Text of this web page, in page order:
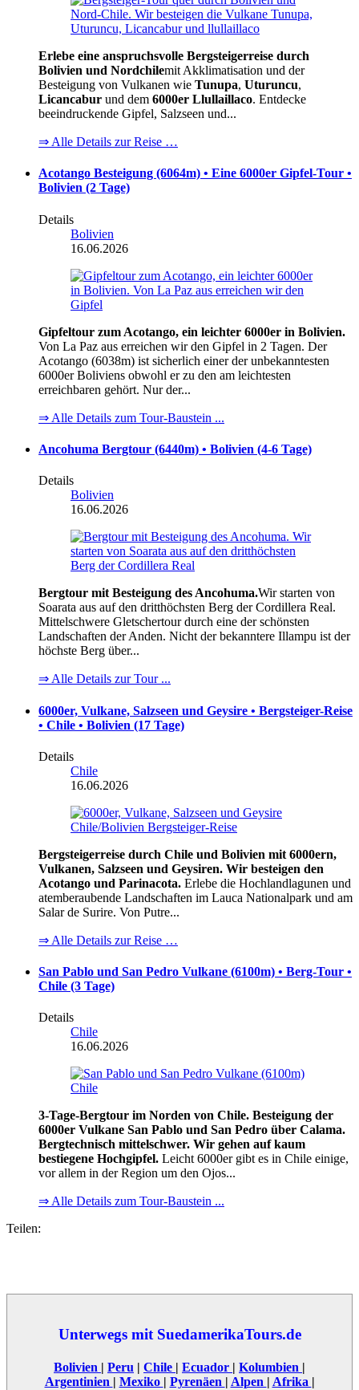
Erlebe eine anspruchsvolle Bergsteigerreise durch
Bolivien und Nordchilemit Akklimatisation und der
Besteigung von Vulkanen wie Tunupa, Uturuncu,
Licancabur und dem 6000er Llullaillaco. Entdecke
beeindruckende Gipfel, Salzseen und...
⇒ Alle Details zur Reise …
Acotango Besteigung (6064m) • Eine 6000er Gipfel-Tour •
Bolivien (2 Tage)
Details
Bolivien
16.06.2026
Gipfeltour zum Acotango, ein leichter 6000er in Bolivien.
Von La Paz aus erreichen wir den Gipfel in 2 Tagen. Der
Acotango (6038m) ist sicherlich einer der unbekanntesten
6000er Boliviens obwohl er zu den am leichtesten
erreichbaren gehört. Nur der...
⇒ Alle Details zum Tour-Baustein ...
Ancohuma Bergtour (6440m) • Bolivien (4-6 Tage)
Details
Bolivien
16.06.2026
Bergtour mit Besteigung des Ancohuma.Wir starten von
Soarata aus auf den dritthöchsten Berg der Cordillera Real.
Mittelschwere Gletschertour durch eine der schönsten
Landschaften der Anden. Nicht der bekanntere Illampu ist der
höchste Berg über...
⇒ Alle Details zur Tour ...
6000er, Vulkane, Salzseen und Geysire • Bergsteiger-Reise
• Chile • Bolivien (17 Tage)
Details
Chile
16.06.2026
Bergsteigerreise durch Chile und Bolivien mit 6000ern,
Vulkanen, Salzseen und Geysiren. Wir besteigen den
Acotango und Parinacota. Erlebe die Hochlandlagunen und
atemberaubende Landschaften im Lauca Nationalpark und am
Salar de Surire. Von Putre...
⇒ Alle Details zur Reise …
San Pablo und San Pedro Vulkane (6100m) • Berg-Tour •
Chile (3 Tage)
Details
Chile
16.06.2026
3-Tage-Bergtour im Norden von Chile. Besteigung der
6000er Vulkane San Pablo und San Pedro über Calama.
Bergtechnisch mittelschwer. Wir gehen auf kaum
bestiegene Hochgipfel. Leicht 6000er gibt es in Chile einige,
vor allem in der Region um den Ojos...
⇒ Alle Details zum Tour-Baustein ...
Teilen:
Unterwegs mit SuedamerikaTours.de
Bolivien | Peru | Chile | Ecuador | Kolumbien |
Argentinien | Mexiko | Pyrenäen | Alpen | Afrika |